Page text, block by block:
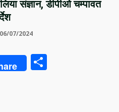
संज्ञान, डीपीओ चम्पावत
06/07/2024